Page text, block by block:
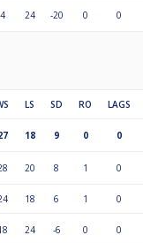
4 24 -20 0 0
LS SD RO LAGS
18 9 0 0
20 8 1 0
18 6 1 0
24 -6 0 0